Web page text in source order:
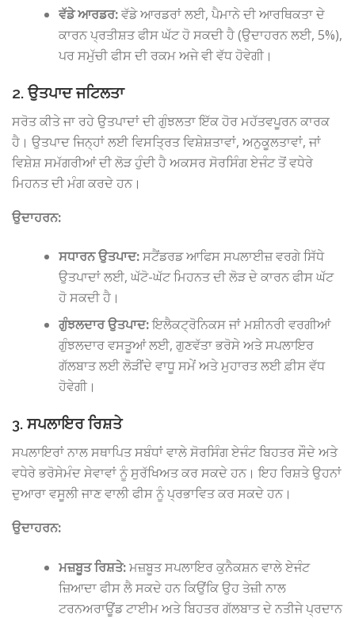
ਵੱਡੇ ਆਰਡਰ:ਵੱਡੇ ਆਰਡਰਾਂ ਲਈ, ਪੈਮਾਨੇ ਦੀ ਆਰਥਿਕਤਾ ਦੇ
ਕਾਰਨ ਪ੍ਰਤੀਸ਼ਤ ਫੀਸ ਘੱਟ ਹੋ ਸਕਦੀ ਹੈ (ਉਦਾਹਰਨ ਲਈ, 5%),
ਪਰ ਸਮੁੱਚੀ ਫੀਸ ਦੀ ਰਕਮ ਅਜੇ ਵੀ ਵੱਧ ਹੋਵੇਗੀ।
2. ਉਤਪਾਦ ਜਟਿਲਤਾ
ਸਰੋਤ ਕੀਤੇ ਜਾ ਰਹੇ ਉਤਪਾਦਾਂ ਦੀ ਗੁੰਝਲਤਾ ਇੱਕ ਹੋਰ ਮਹੱਤਵਪੂਰਨ ਕਾਰਕ
ਹੈ। ਉਤਪਾਦ ਜਿਨ੍ਹਾਂ ਲਈ ਵਿਸਤ੍ਰਿਤ ਵਿਸ਼ੇਸ਼ਤਾਵਾਂ, ਅਨੁਕੂਲਤਾਵਾਂ, ਜਾਂ
ਵਿਸ਼ੇਸ਼ ਸਮੱਗਰੀਆਂ ਦੀ ਲੋੜ ਹੁੰਦੀ ਹੈ ਅਕਸਰ ਸੋਰਸਿੰਗ ਏਜੰਟ ਤੋਂ ਵਧੇਰੇ
ਮਿਹਨਤ ਦੀ ਮੰਗ ਕਰਦੇ ਹਨ।
ਉਦਾਹਰਨ:
ਸਧਾਰਨ ਉਤਪਾਦ:ਸਟੈਂਡਰਡ ਆਫਿਸ ਸਪਲਾਈਜ਼ ਵਰਗੇ ਸਿੱਧੇ
ਉਤਪਾਦਾਂ ਲਈ, ਘੱਟੋ-ਘੱਟ ਮਿਹਨਤ ਦੀ ਲੋੜ ਦੇ ਕਾਰਨ ਫੀਸ ਘੱਟ
ਹੋ ਸਕਦੀ ਹੈ।
ਗੁੰਝਲਦਾਰ ਉਤਪਾਦ:ਇਲੈਕਟ੍ਰੋਨਿਕਸ ਜਾਂ ਮਸ਼ੀਨਰੀ ਵਰਗੀਆਂ
ਗੁੰਝਲਦਾਰ ਵਸਤੂਆਂ ਲਈ, ਗੁਣਵੱਤਾ ਭਰੋਸੇ ਅਤੇ ਸਪਲਾਇਰ
ਗੱਲਬਾਤ ਲਈ ਲੋੜੀਂਦੇ ਵਾਧੂ ਸਮੇਂ ਅਤੇ ਮੁਹਾਰਤ ਲਈ ਫ਼ੀਸ ਵੱਧ
ਹੋਵੇਗੀ।
3. ਸਪਲਾਇਰ ਰਿਸ਼ਤੇ
ਸਪਲਾਇਰਾਂ ਨਾਲ ਸਥਾਪਿਤ ਸਬੰਧਾਂ ਵਾਲੇ ਸੋਰਸਿੰਗ ਏਜੰਟ ਬਿਹਤਰ ਸੌਦੇ ਅਤੇ
ਵਧੇਰੇ ਭਰੋਸੇਮੰਦ ਸੇਵਾਵਾਂ ਨੂੰ ਸੁਰੱਖਿਅਤ ਕਰ ਸਕਦੇ ਹਨ। ਇਹ ਰਿਸ਼ਤੇ ਉਹਨਾਂ
ਦੁਆਰਾ ਵਸੂਲੀ ਜਾਣ ਵਾਲੀ ਫੀਸ ਨੂੰ ਪ੍ਰਭਾਵਿਤ ਕਰ ਸਕਦੇ ਹਨ।
ਉਦਾਹਰਨ:
ਮਜ਼ਬੂਤ ​​ਰਿਸ਼ਤੇ:ਮਜ਼ਬੂਤ ​​ਸਪਲਾਇਰ ਕੁਨੈਕਸ਼ਨ ਵਾਲੇ ਏਜੰਟ
ਜ਼ਿਆਦਾ ਫੀਸ ਲੈ ਸਕਦੇ ਹਨ ਕਿਉਂਕਿ ਉਹ ਤੇਜ਼ੀ ਨਾਲ
ਟਰਨਅਰਾਊਂਡ ਟਾਈਮ ਅਤੇ ਬਿਹਤਰ ਗੱਲਬਾਤ ਦੇ ਨਤੀਜੇ ਪ੍ਰਦਾਨ